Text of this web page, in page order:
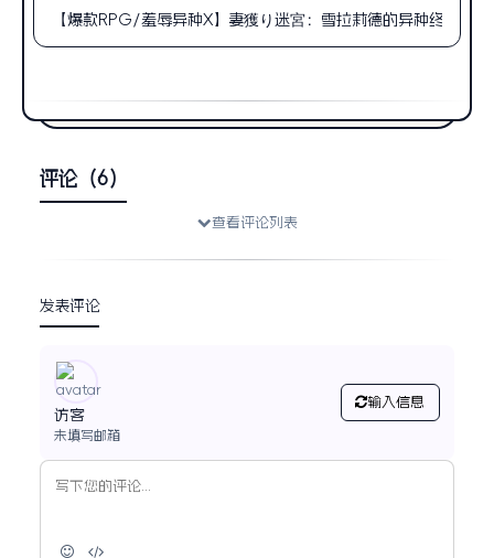
【爆款RPG/羞辱异种X】妻獲り迷宮：雪拉莉德的异种终身刑
评论（6）
查看评论列表
发表评论
访客
未填写邮箱
输入信息